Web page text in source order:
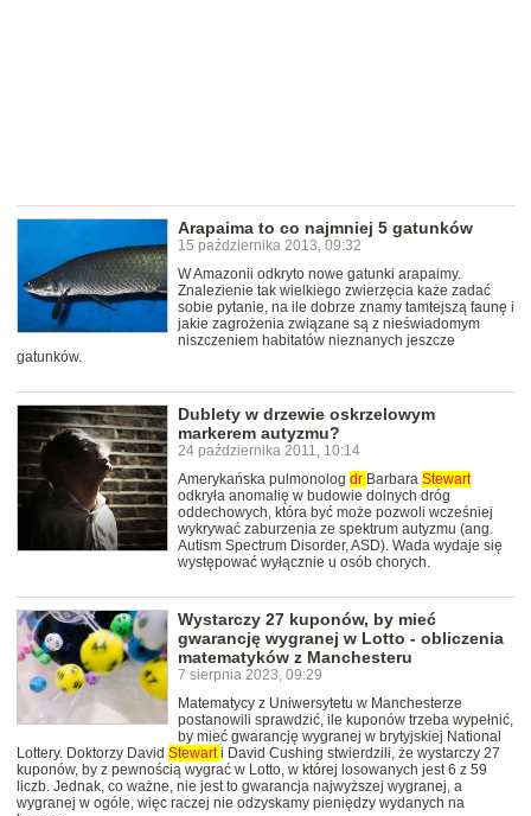
Arapaima to co najmniej 5 gatunków
15 października 2013, 09:32
W Amazonii odkryto nowe gatunki arapaimy.
Znalezienie tak wielkiego zwierzęcia każe zadać
sobie pytanie, na ile dobrze znamy tamtejszą faunę i
jakie zagrożenia związane są z nieświadomym
niszczeniem habitatów nieznanych jeszcze
gatunków.
Dublety w drzewie oskrzelowym
markerem autyzmu?
24 października 2011, 10:14
Amerykańska pulmonolog dr Barbara Stewart
odkryła anomalię w budowie dolnych dróg
oddechowych, która być może pozwoli wcześniej
wykrywać zaburzenia ze spektrum autyzmu (ang.
Autism Spectrum Disorder, ASD). Wada wydaje się
występować wyłącznie u osób chorych.
Wystarczy 27 kuponów, by mieć
gwarancję wygranej w Lotto - obliczenia
matematyków z Manchesteru
7 sierpnia 2023, 09:29
Matematycy z Uniwersytetu w Manchesterze
postanowili sprawdzić, ile kuponów trzeba wypełnić,
by mieć gwarancję wygranej w brytyjskiej National
Lottery. Doktorzy David Stewarti David Cushing stwierdzili, że wystarczy 27
kuponów, by z pewnością wygrać w Lotto, w której losowanych jest 6 z 59
liczb. Jednak, co ważne, nie jest to gwarancja najwyższej wygranej, a
wygranej w ogóle, więc raczej nie odzyskamy pieniędzy wydanych na